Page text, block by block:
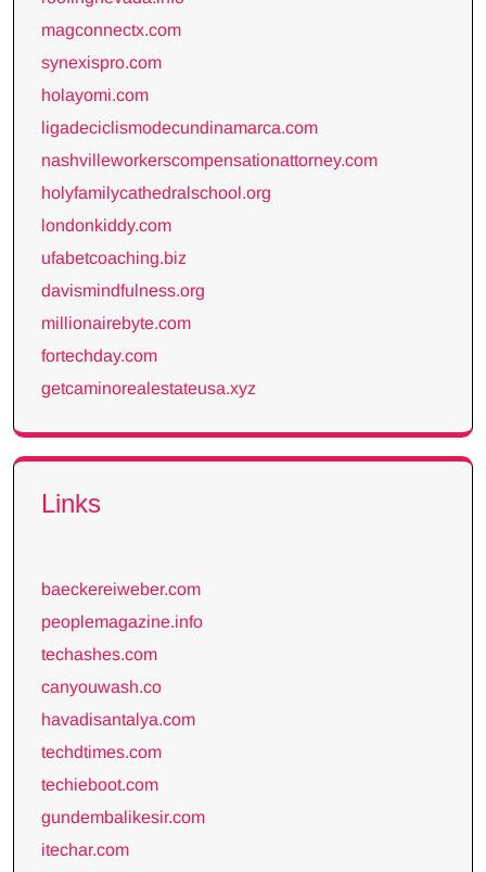
magconnectx.com
synexispro.com
holayomi.com
ligadeciclismodecundinamarca.com
nashvilleworkerscompensationattorney.com
holyfamilycathedralschool.org
londonkiddy.com
ufabetcoaching.biz
davismindfulness.org
millionairebyte.com
fortechday.com
getcaminorealestateusa.xyz
Links
baeckereiweber.com
peoplemagazine.info
techashes.com
canyouwash.co
havadisantalya.com
techdtimes.com
techieboot.com
gundembalikesir.com
itechar.com